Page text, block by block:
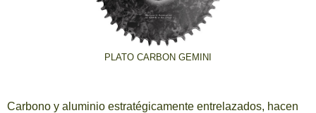
PLATO CARBON GEMINI
Carbono y aluminio estratégicamente entrelazados, hacen